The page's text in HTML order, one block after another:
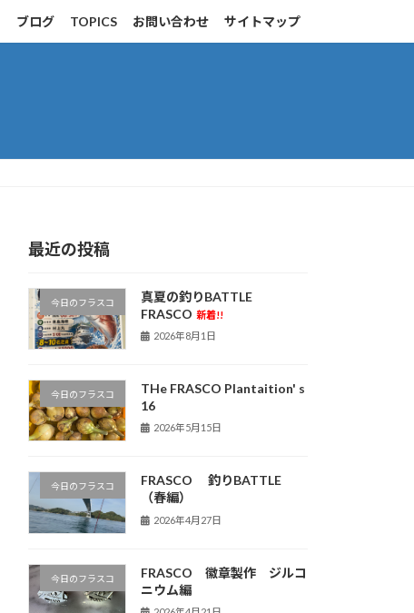
ブログ TOPICS お問い合わせ サイトマップ
最近の投稿
今日のフラスコ
真夏の釣りBATTLE
FRASCO 新着!!
2026年8月1日
今日のフラスコ
THe FRASCO Plantaition' s
16
2026年5月15日
今日のフラスコ
FRASCO 釣りBATTLE
（春編）
2026年4月27日
今日のフラスコ
FRASCO 徽章製作 ジルコ
ニウム編